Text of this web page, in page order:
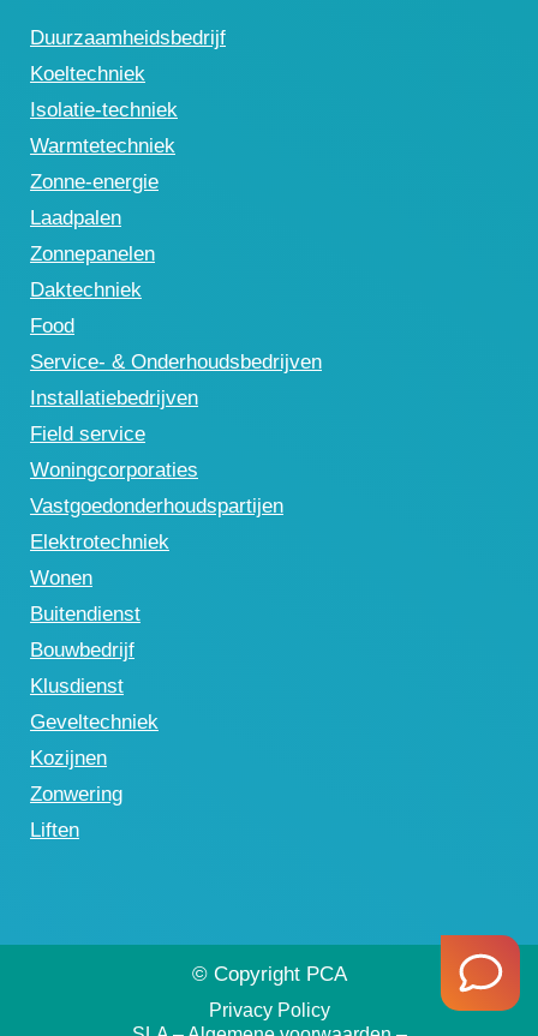
Duurzaamheidsbedrijf
Koeltechniek
Isolatie-techniek
Warmtetechniek
Zonne-energie
Laadpalen
Zonnepanelen
Daktechniek
Food
Service- & Onderhoudsbedrijven
Installatiebedrijven
Field service
Woningcorporaties
Vastgoedonderhoudspartijen
Elektrotechniek
Wonen
Buitendienst
Bouwbedrijf
Klusdienst
Geveltechniek
Kozijnen
Zonwering
Liften
© Copyright PCA
Privacy Policy